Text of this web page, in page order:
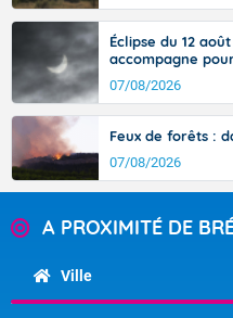
Éclipse du 12
accompagne
07/08/2026
Feux de forêts :
07/08/2026
A PROXIMITÉ DE
Ville